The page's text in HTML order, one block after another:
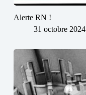
Alerte RN !
31 octobre 2024